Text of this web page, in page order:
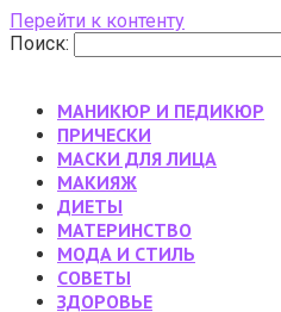
Перейти к контенту
Поиск:
МАНИКЮР И ПЕДИКЮР
ПРИЧЕСКИ
МАСКИ ДЛЯ ЛИЦА
МАКИЯЖ
ДИЕТЫ
МАТЕРИНСТВО
МОДА И СТИЛЬ
CОВЕТЫ
ЗДОРОВЬЕ